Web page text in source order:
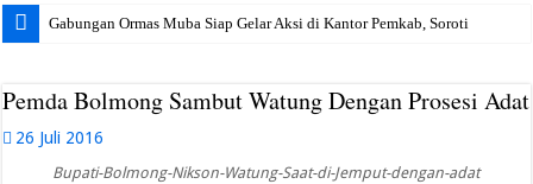
Pemda Bolmong Sambut Watung Dengan Prosesi Adat
26 Juli 2016
Bupati-Bolmong-Nikson-Watung-Saat-di-Jemput-dengan-adat